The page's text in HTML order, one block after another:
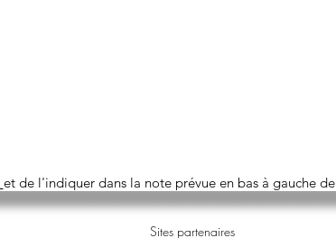
expérience personnelle et professionnelle
pour nous partager son amitié avec Saint
et de l'indiquer dans la note prévue en bas à gauche de
Sites partenaires